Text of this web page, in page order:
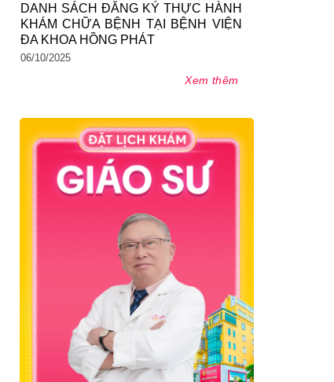
DANH SÁCH ĐĂNG KÝ THỰC HÀNH
KHÁM CHỮA BỆNH TẠI BỆNH VIỆN
ĐA KHOA HỒNG PHÁT
06/10/2025
Xem thêm